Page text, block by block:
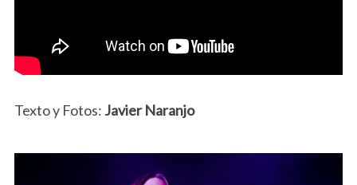
Texto y Fotos: Javier Naranjo